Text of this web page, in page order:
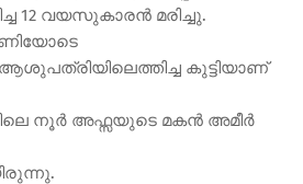
12 വയസുകാരൻ മരിച്ചു.
കുട്ടിയാണ്
നൂർ അഫ്സയുടെ മകൻ അമീർ